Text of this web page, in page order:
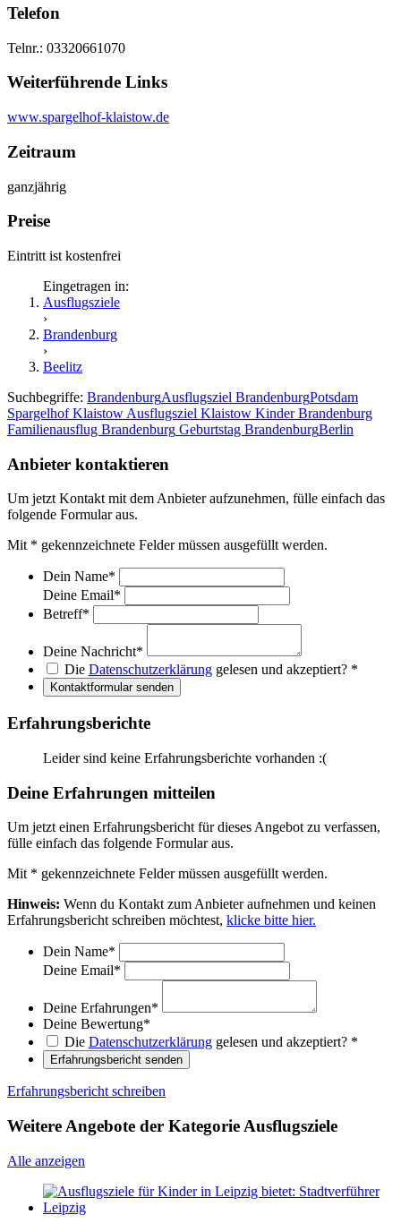
Telefon
Telnr.: 03320661070
Weiterführende Links
www.spargelhof-klaistow.de
Zeitraum
ganzjährig
Preise
Eintritt ist kostenfrei
Eingetragen in:
Ausflugsziele
›
Brandenburg
›
Beelitz
Suchbegriffe: BrandenburgAusflugsziel BrandenburgPotsdam
Spargelhof Klaistow Ausflugsziel Klaistow Kinder Brandenburg
Familienausflug Brandenburg Geburtstag BrandenburgBerlin
Anbieter kontaktieren
Um jetzt Kontakt mit dem Anbieter aufzunehmen, fülle einfach das
folgende Formular aus.
Mit * gekennzeichnete Felder müssen ausgefüllt werden.
Dein Name*
Deine Email*
Betreff*
Deine Nachricht*
Die Datenschutzerklärung gelesen und akzeptiert? *
Kontaktformular senden
Erfahrungsberichte
Leider sind keine Erfahrungsberichte vorhanden :(
Deine Erfahrungen mitteilen
Um jetzt einen Erfahrungsbericht für dieses Angebot zu verfassen,
fülle einfach das folgende Formular aus.
Mit * gekennzeichnete Felder müssen ausgefüllt werden.
Hinweis: Wenn du Kontakt zum Anbieter aufnehmen und keinen
Erfahrungsbericht schreiben möchtest, klicke bitte hier.
Dein Name*
Deine Email*
Deine Erfahrungen*
Deine Bewertung*
Die Datenschutzerklärung gelesen und akzeptiert? *
Erfahrungsbericht senden
Erfahrungsbericht schreiben
Weitere Angebote der Kategorie Ausflugsziele
Alle anzeigen